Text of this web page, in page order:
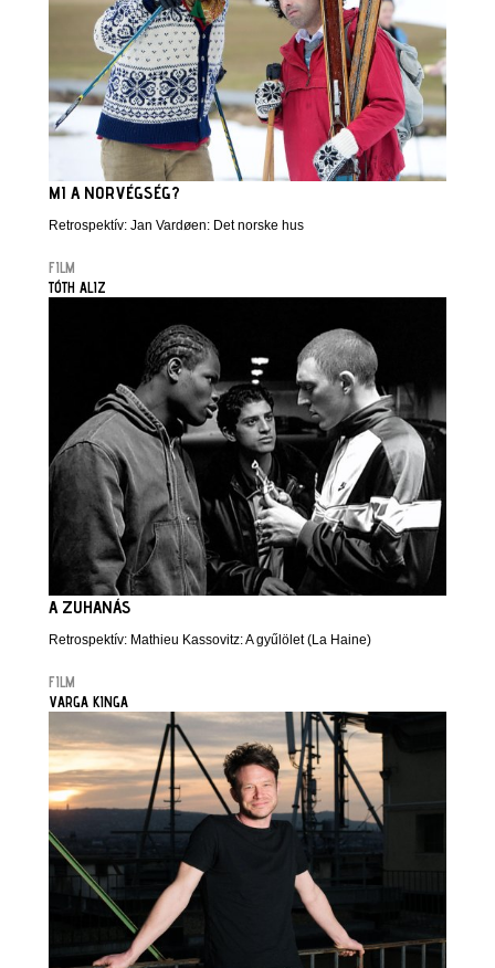
MI A NORVÉGSÉG?
Retrospektív: Jan Vardøen: Det norske hus
FILM
TÓTH ALIZ
A ZUHANÁS
Retrospektív: Mathieu Kassovitz: A gyűlölet (La Haine)
FILM
VARGA KINGA